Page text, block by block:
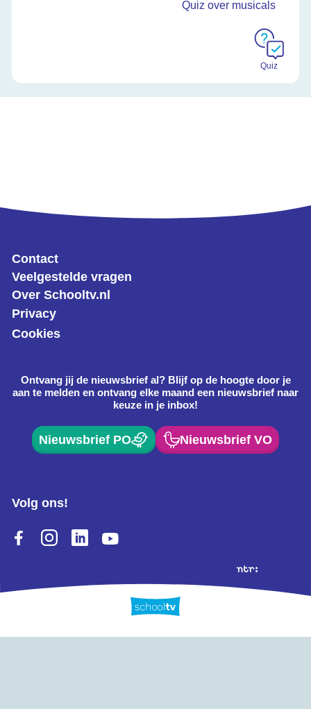
Quiz over musicals
Quiz
Contact
Veelgestelde vragen
Over Schooltv.nl
Privacy
Cookies
Ontvang jij de nieuwsbrief al? Blijf op de hoogte door je
aan te melden en ontvang elke maand een nieuwsbrief naar
keuze in je inbox!
Nieuwsbrief PO Nieuwsbrief VO
Volg ons!